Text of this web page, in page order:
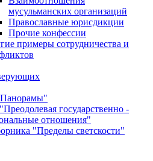
мусульманских организаций
Православные юрисдикции
Прочие конфессии
примеры сотрудничества и
государственно -
отношения"
"Пределы светскости"